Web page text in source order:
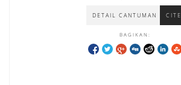
DETAIL CANTUMAN CITE
BAGIKAN: